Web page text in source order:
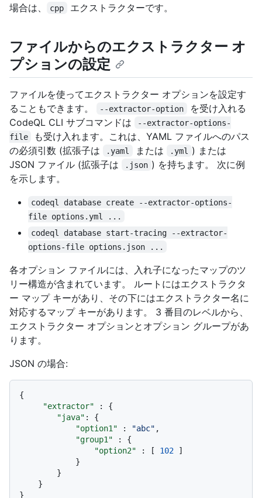
場合は、
cpp エクストラクターです。
ファイルからのエクストラクター オ
プションの設定
ファイルを使ってエクストラクター オプションを設定す
ることもできます。
--extractor-option
を受け入れる
CodeQL CLI サブコマンドは
--extractor-options-
file
も受け入れます。これは、YAML ファイルへのパス
の必須引数 (拡張子は
.yaml または .yml
) または
JSON ファイル (拡張子は
.json ) を持ちます。 次に例
を示します。
codeql database create --extractor-options-
file options.yml ...
codeql database start-tracing --extractor-
options-file options.json ...
各オプション ファイルには、入れ子になったマップのツ
リー構造が含まれています。 ルートにはエクストラクタ
ー マップ キーがあり、その下にはエクストラクター名に
対応するマップ キーがあります。 3 番目のレベルから、
エクストラクター オプションとオプション グループがあ
ります。
JSON の場合:
{
"extractor"
:
{
"java" :
{
"option1"
: "abc" ,
"group1"
:
{
"option2"
: [ 102
]
}
}
}
}